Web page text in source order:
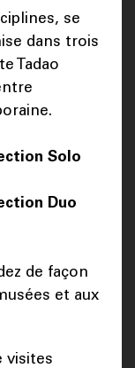
se
dans trois
Tadao
Solo
Duo
de façon
et aux
visites